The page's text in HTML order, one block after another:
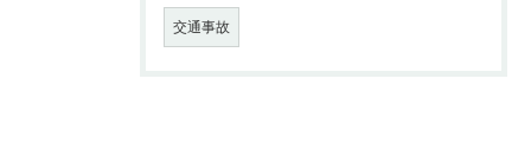
交通事故